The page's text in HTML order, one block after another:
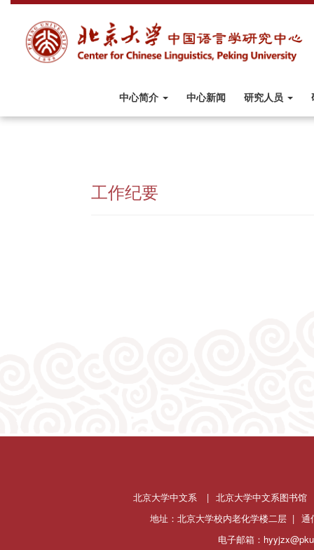
中心简介 中心新闻 研究人员
工作纪要
北京大学中文系 | 北京大学中文系图书馆
地址：北京大学校内老化学楼二层 | 通
电子邮箱：